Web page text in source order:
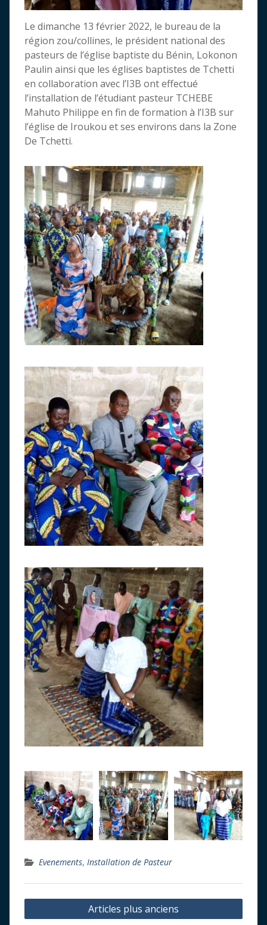
Le dimanche 13 février 2022, le bureau de la
région zou/collines, le président national des
pasteurs de l’église baptiste du Bénin, Lokonon
Paulin ainsi que les églises baptistes de Tchetti
en collaboration avec l’I3B ont effectué
l’installation de l’étudiant pasteur TCHEBE
Mahuto Philippe en fin de formation à l’I3B sur
l’église de Iroukou et ses environs dans la Zone
De Tchetti.
Evenements, Installation de Pasteur
Navigation
des
Articles plus anciens